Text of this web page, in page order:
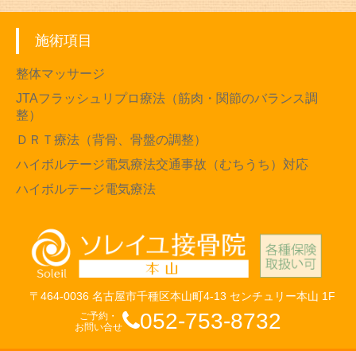
施術項目
整体マッサージ
JTAフラッシュリプロ療法（筋肉・関節のバランス調
整）
ＤＲＴ療法（背骨、骨盤の調整）
ハイボルテージ電気療法交通事故（むちうち）対応
ハイボルテージ電気療法
〒464-0036 名古屋市千種区本山町4-13 センチュリー本山 1F
ご予約・
お問い合せ
052-753-8732